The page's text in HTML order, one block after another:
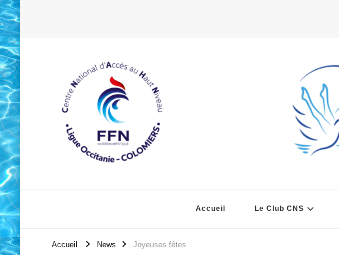
Accueil Le Club CNS
Accueil News Joyeuses fêtes